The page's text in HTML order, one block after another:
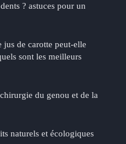
? astuces pour un
de carotte peut-elle
sont les meilleurs
du genou et de la
naturels et écologiques